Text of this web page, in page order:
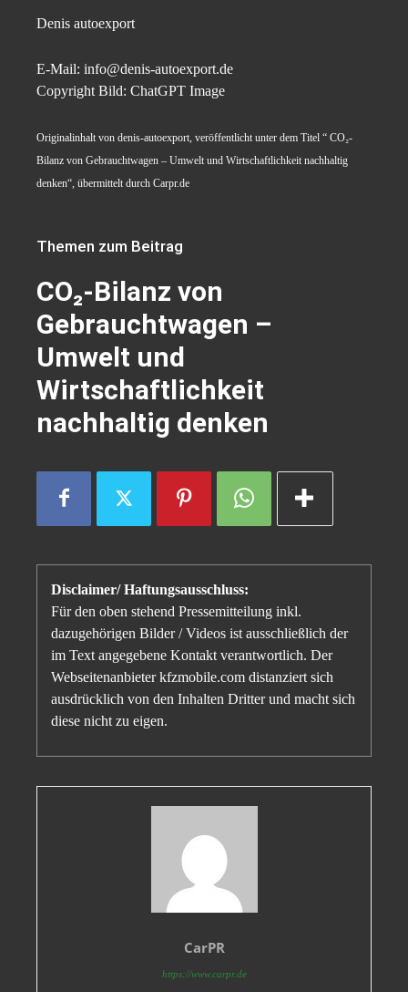
Denis autoexport
E-Mail: info@denis-autoexport.de
Copyright Bild: ChatGPT Image
Originalinhalt von denis-autoexport, veröffentlicht unter dem Titel “ CO₂-
Bilanz von Gebrauchtwagen – Umwelt und Wirtschaftlichkeit nachhaltig
denken“, übermittelt durch Carpr.de
Themen zum Beitrag
CO₂-Bilanz von
Gebrauchtwagen –
Umwelt und
Wirtschaftlichkeit
nachhaltig denken
Disclaimer/ Haftungsausschluss:
Für den oben stehend Pressemitteilung inkl.
dazugehörigen Bilder / Videos ist ausschließlich der
im Text angegebene Kontakt verantwortlich. Der
Webseitenanbieter kfzmobile.com distanziert sich
ausdrücklich von den Inhalten Dritter und macht sich
diese nicht zu eigen.
CarPR
https://www.carpr.de